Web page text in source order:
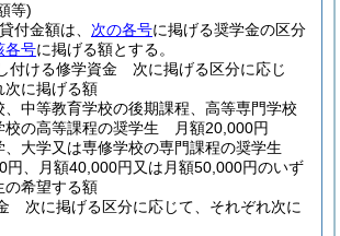
等)
付金額は、 次の各号に掲げる奨学金の区分
各号に掲げる額とする。
付ける修学資金 次に掲げる区分に応じ
次に掲げる額
、中等教育学校の後期課程、高等専門学校
校の高等課程の奨学生 月額20,000円
、大学又は専修学校の専門課程の奨学生
円、月額40,000円又は月額50,000円のいず
の希望する額
次に掲げる区分に応じて、それぞれ次に